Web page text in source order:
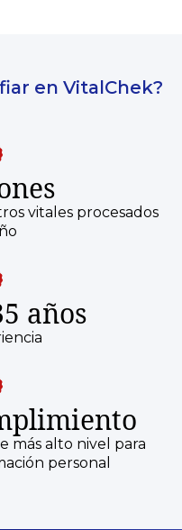
en VitalChek?
vitales procesados
años
más alto nivel para
personal